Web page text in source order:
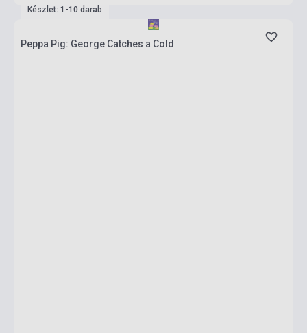
Készlet: 1-10 darab
Peppa Pig: George Catches a Cold